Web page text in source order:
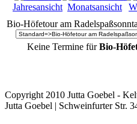
Jahresansicht Monatsansicht
Bio-Höfetour am
Keine Termine fürBio-
Copyright 2010 Jutta Goebel -
Jutta Goebel | Schweinfurter Str.